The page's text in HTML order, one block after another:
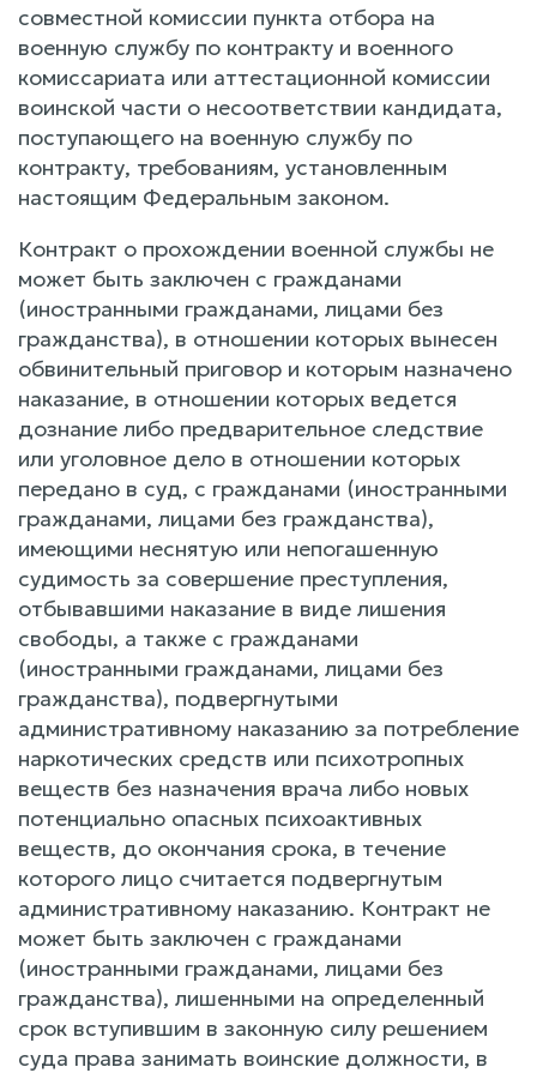
совместной комиссии пункта отбора на
военную службу по контракту и военного
комиссариата или аттестационной комиссии
воинской части о несоответствии кандидата,
поступающего на военную службу по
контракту, требованиям, установленным
настоящим Федеральным законом.
Контракт о прохождении военной службы не
может быть заключен с гражданами
(иностранными гражданами, лицами без
гражданства), в отношении которых вынесен
обвинительный приговор и которым назначено
наказание, в отношении которых ведется
дознание либо предварительное следствие
или уголовное дело в отношении которых
передано в суд, с гражданами (иностранными
гражданами, лицами без гражданства),
имеющими неснятую или непогашенную
судимость за совершение преступления,
отбывавшими наказание в виде лишения
свободы, а также с гражданами
(иностранными гражданами, лицами без
гражданства), подвергнутыми
административному наказанию за потребление
наркотических средств или психотропных
веществ без назначения врача либо новых
потенциально опасных психоактивных
веществ, до окончания срока, в течение
которого лицо считается подвергнутым
административному наказанию. Контракт не
может быть заключен с гражданами
(иностранными гражданами, лицами без
гражданства), лишенными на определенный
срок вступившим в законную силу решением
суда права занимать воинские должности, в